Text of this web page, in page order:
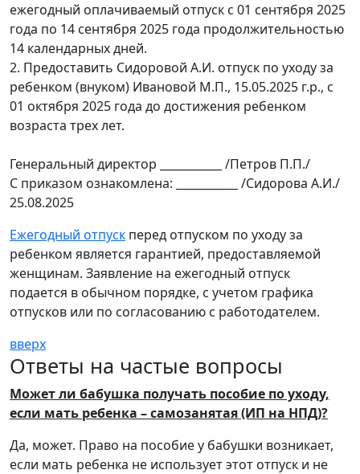
ежегодный оплачиваемый отпуск с 01 сентября 2025
года по 14 сентября 2025 года продолжительностью
14 календарных дней.
2. Предоставить Сидоровой А.И. отпуск по уходу за
ребенком (внуком) Ивановой М.П., 15.05.2025 г.р., с
01 октября 2025 года до достижения ребенком
возраста трех лет.
Генеральный директор ___________ /Петров П.П./
С приказом ознакомлена: ___________ /Сидорова А.И./
25.08.2025
Ежегодный отпуск перед отпуском по уходу за
ребенком является гарантией, предоставляемой
женщинам. Заявление на ежегодный отпуск
подается в обычном порядке, с учетом графика
отпусков или по согласованию с работодателем.
вверх
Ответы на частые вопросы
Может ли бабушка получать пособие по уходу,
если мать ребенка – самозанятая (ИП на НПД)?
Да, может. Право на пособие у бабушки возникает,
если мать ребенка не использует этот отпуск и не